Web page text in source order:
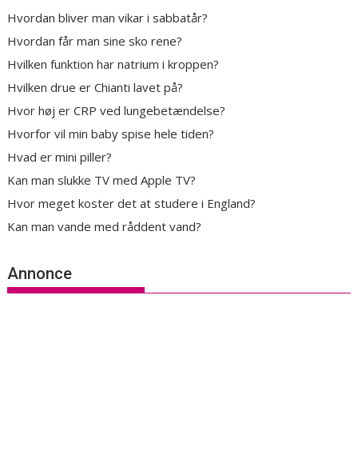
Hvordan bliver man vikar i sabbatår?
Hvordan får man sine sko rene?
Hvilken funktion har natrium i kroppen?
Hvilken drue er Chianti lavet på?
Hvor høj er CRP ved lungebetændelse?
Hvorfor vil min baby spise hele tiden?
Hvad er mini piller?
Kan man slukke TV med Apple TV?
Hvor meget koster det at studere i England?
Kan man vande med råddent vand?
Annonce